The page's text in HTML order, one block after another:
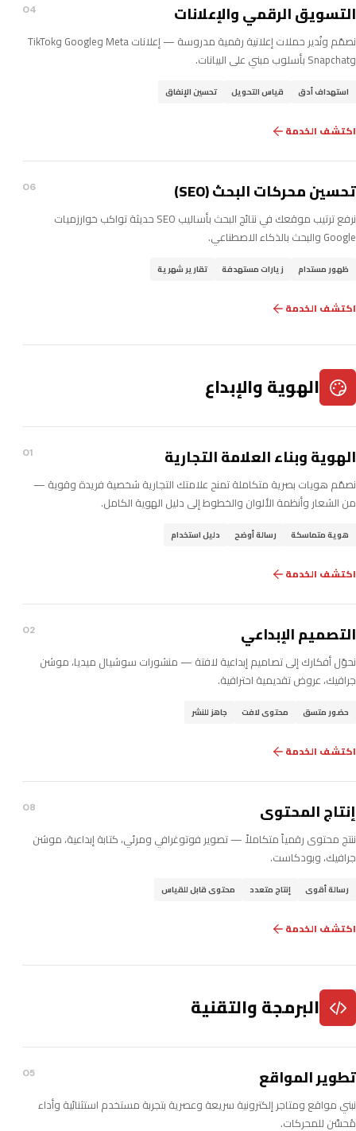
التسويق الرقمي والإعلانات 04
نصمّم ونُدير حملات إعلانية رقمية مدروسة — إعلانات Meta وGoogle وTikTok
وSnapchat بأسلوب مبني على البيانات.
استهداف أدق قياس التحويل تحسين الإنفاق
اكتشف الخدمة
تحسين محركات البحث (SEO) 06
نرفع ترتيب موقعك في نتائج البحث بأساليب SEO حديثة تواكب خوارزميات
Google والبحث بالذكاء الاصطناعي.
ظهور مستدام زيارات مستهدفة تقارير شهرية
اكتشف الخدمة
الهوية والإبداع
الهوية وبناء العلامة التجارية 01
نصمّم هويات بصرية متكاملة تمنح علامتك التجارية شخصية فريدة وقوية —
من الشعار وأنظمة الألوان والخطوط إلى دليل الهوية الكامل.
هوية متماسكة رسالة أوضح دليل استخدام
اكتشف الخدمة
التصميم الإبداعي 02
نحوّل أفكارك إلى تصاميم إبداعية لافتة — منشورات سوشيال ميديا، موشن
جرافيك، عروض تقديمية احترافية.
حضور متسق محتوى لافت جاهز للنشر
اكتشف الخدمة
إنتاج المحتوى 08
ننتج محتوى رقمياً متكاملاً — تصوير فوتوغرافي ومرئي، كتابة إبداعية، موشن
جرافيك، وبودكاست.
رسالة أقوى إنتاج متعدد محتوى قابل للقياس
اكتشف الخدمة
البرمجة والتقنية
تطوير المواقع 05
نبني مواقع ومتاجر إلكترونية سريعة وعصرية بتجربة مستخدم استثنائية وأداء
مُحسَّن للمحركات.